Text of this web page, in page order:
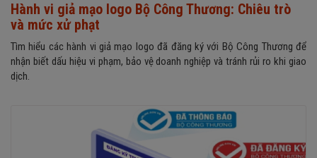
Hành vi giả mạo logo Bộ Công Thương: Chiêu trò
và mức xử phạt
Tìm hiểu các hành vi giả mạo logo đã đăng ký với Bộ Công Thương để
nhận biết dấu hiệu vi phạm, bảo vệ doanh nghiệp và tránh rủi ro khi giao
dịch.